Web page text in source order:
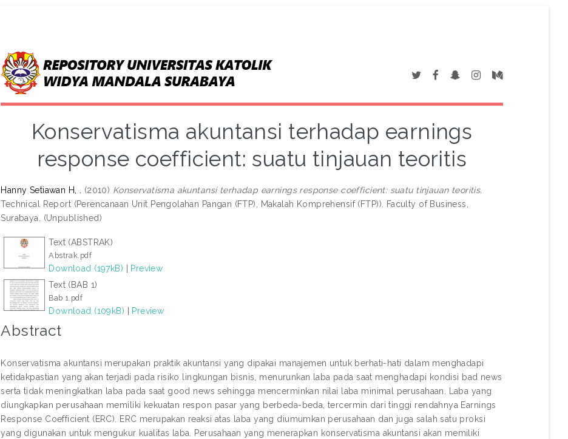
Konservatisma akuntansi terhadap earnings
response coefficient: suatu tinjauan teoritis
Hanny Setiawan H, . (2010) Konservatisma akuntansi terhadap earnings response coefficient: suatu tinjauan teoritis.
Technical Report (Perencanaan Unit Pengolahan Pangan (FTP), Makalah Komprehensif (FTP)). Faculty of Business,
Surabaya. (Unpublished)
Text (ABSTRAK)
Abstrak.pdf
Download (197kB) | Preview
Text (BAB 1)
Bab 1.pdf
Download (109kB) | Preview
Abstract
Konservatisma akuntansi merupakan praktik akuntansi yang dipakai manajemen untuk berhati-hati dalam menghadapi
ketidakpastian yang akan terjadi pada risiko lingkungan bisnis, menurunkan laba pada saat menghadapi kondisi bad news
serta tidak meningkatkan laba pada saat good news sehingga mencerminkan nilai laba minimal perusahaan. Laba yang
diungkapkan perusahaan memiliki kekuatan respon pasar yang berbeda-beda, tercermin dari tinggi rendahnya Earnings
Response Coefficient (ERC). ERC merupakan reaksi atas laba yang diumumkan perusahaan dan juga salah satu proksi
yang digunakan untuk mengukur kualitas laba. Perusahaan yang menerapkan konservatisma akuntansi akan memiliki